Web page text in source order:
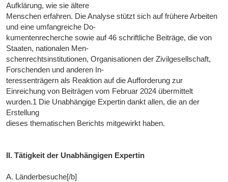
Aufklärung, wie sie ältere
Menschen erfahren. Die Analyse stützt sich auf frühere Arbeiten
und eine umfangreiche Do-
kumentenrecherche sowie auf 46 schriftliche Beiträge, die von
Staaten, nationalen Men-
schenrechtsinstitutionen, Organisationen der Zivilgesellschaft,
Forschenden und anderen In-
teressenträgern als Reaktion auf die Aufforderung zur
Einreichung von Beiträgen vom Februar 2024 übermittelt
wurden.1 Die Unabhängige Expertin dankt allen, die an der
Erstellung
dieses thematischen Berichts mitgewirkt haben.
II. Tätigkeit der Unabhängigen Expertin
A. Länderbesuche[/b]